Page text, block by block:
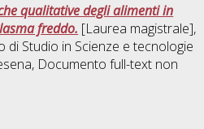
qualitative degli alimenti in
freddo. [Laurea magistrale],
di Studio in Scienze e tecnologie
, Documento full-text non